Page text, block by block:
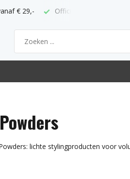
Officieel ABC verkooppunt
lichte stylingproducten voor